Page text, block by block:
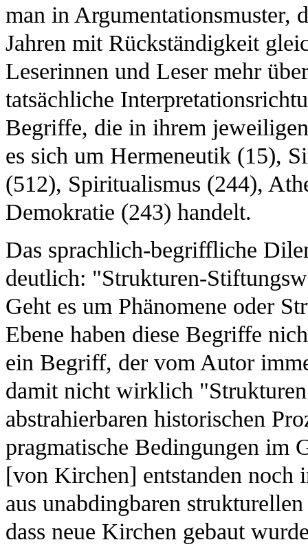
man in Argumentationsmuster,
Jahren mit Rückständigkeit
Leserinnen und Leser mehr
tatsächliche
Begriffe, die in ihrem
es sich um Hermeneutik (15),
(512), Spiritualismus (244),
Demokratie (243) handelt.
Das sprachlich-begriffliche
deutlich: "Strukturen-
Geht es um Phänomene oder
Ebene haben diese Begriffe
ein Begriff, der vom Autor
damit nicht wirklich
abstrahierbaren historischen
pragmatische Bedingungen im
[von Kirchen] entstanden noch
aus unabdingbaren
dass neue Kirchen gebaut